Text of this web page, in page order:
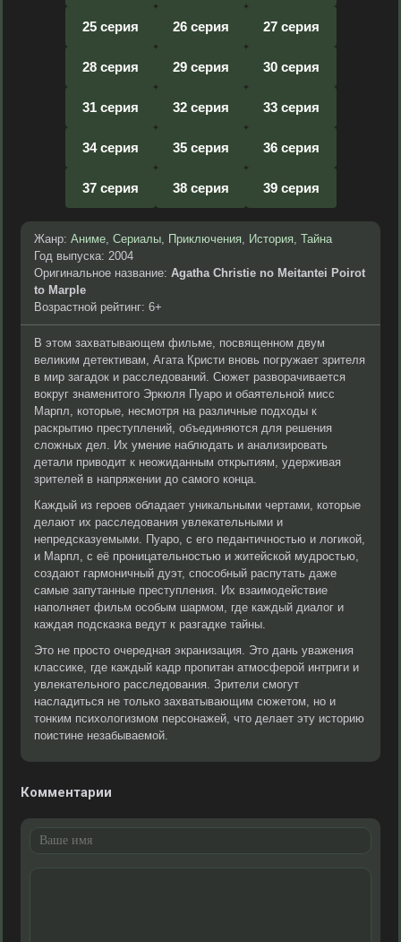
25 серия 26 серия 27 серия
28 серия 29 серия 30 серия
31 серия 32 серия 33 серия
34 серия 35 серия 36 серия
37 серия 38 серия 39 серия
Жанр: Аниме, Сериалы, Приключения, История, Тайна
Год выпуска: 2004
Оригинальное название: Agatha Christie no Meitantei Poirot
to Marple
Возрастной рейтинг: 6+
В этом захватывающем фильме, посвященном двум
великим детективам, Агата Кристи вновь погружает зрителя
в мир загадок и расследований. Сюжет разворачивается
вокруг знаменитого Эркюля Пуаро и обаятельной мисс
Марпл, которые, несмотря на различные подходы к
раскрытию преступлений, объединяются для решения
сложных дел. Их умение наблюдать и анализировать
детали приводит к неожиданным открытиям, удерживая
зрителей в напряжении до самого конца.
Каждый из героев обладает уникальными чертами, которые
делают их расследования увлекательными и
непредсказуемыми. Пуаро, с его педантичностью и логикой,
и Марпл, с её проницательностью и житейской мудростью,
создают гармоничный дуэт, способный распутать даже
самые запутанные преступления. Их взаимодействие
наполняет фильм особым шармом, где каждый диалог и
каждая подсказка ведут к разгадке тайны.
Это не просто очередная экранизация. Это дань уважения
классике, где каждый кадр пропитан атмосферой интриги и
увлекательного расследования. Зрители смогут
насладиться не только захватывающим сюжетом, но и
тонким психологизмом персонажей, что делает эту историю
поистине незабываемой.
Комментарии